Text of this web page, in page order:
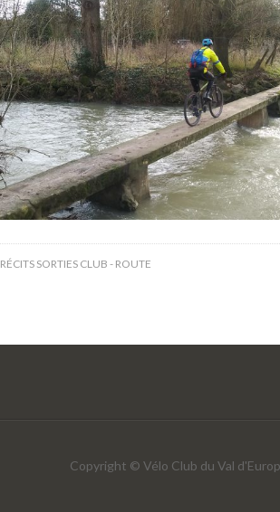
RÉCITS SORTIES CLUB - ROUTE
Copyright © Vélo Club du Val